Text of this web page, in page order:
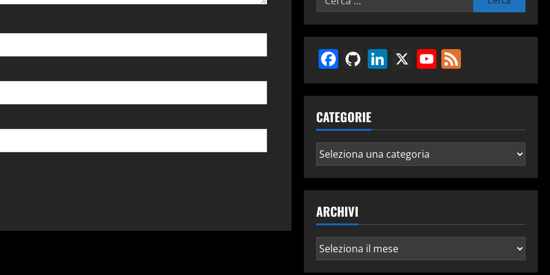
Facebook
GitHub
LinkedIn
X YouTube
Feed
CATEGORIE
Categorie
ARCHIVI
Archivi